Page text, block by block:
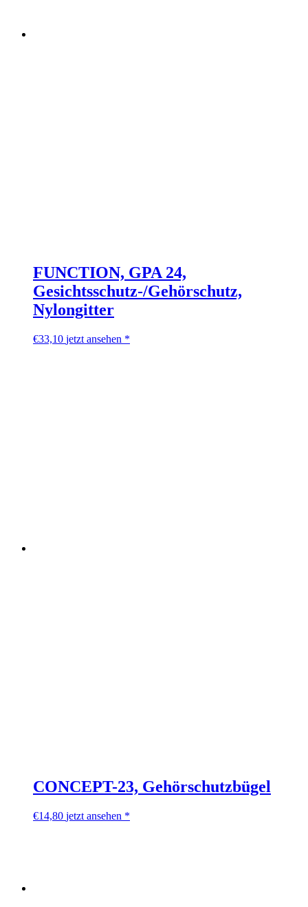
FUNCTION, GPA 24,
Gesichtsschutz-/Gehörschutz,
Nylongitter
€33,10 jetzt ansehen *
CONCEPT-23, Gehörschutzbügel
€14,80 jetzt ansehen *